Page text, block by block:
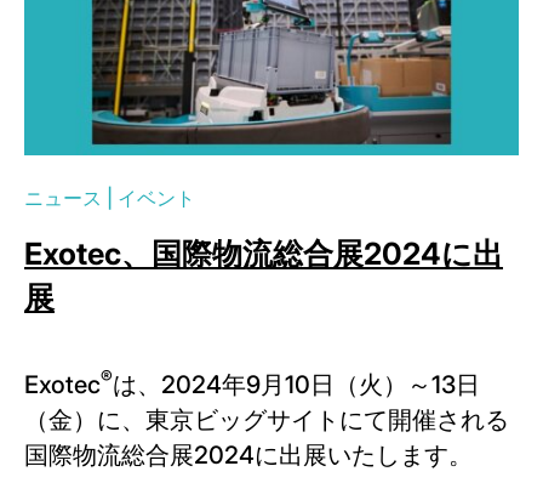
ニュース イベント
Exotec、国際物流総合展2024に出
展
Exotec®は、2024年9月10日（火）～13日
（金）に、東京ビッグサイトにて開催される
国際物流総合展2024に出展いたします。